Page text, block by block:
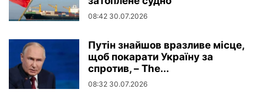
08:42 30.07.2026
Путін знайшов вразливе місце,
щоб покарати Україну за
спротив, – The...
08:32 30.07.2026